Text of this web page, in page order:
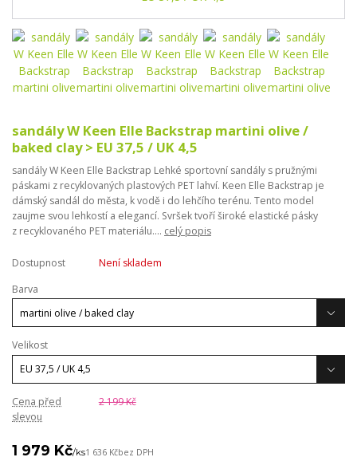
sandály W Keen Elle Backstrap martini olive /
baked clay > EU 37,5 / UK 4,5
sandály W Keen Elle Backstrap Lehké sportovní sandály s pružnými
páskami z recyklovaných plastových PET lahví. Keen Elle Backstrap je
dámský sandál do města, k vodě i do lehčího terénu. Tento model
zaujme svou lehkostí a elegancí. Svršek tvoří široké elastické pásky
z recyklovaného PET materiálu.... celý popis
Dostupnost
Není skladem
Barva
Velikost
Cena před
slevou
2 199 Kč
1 979 Kč/ks1 636 Kčbez DPH